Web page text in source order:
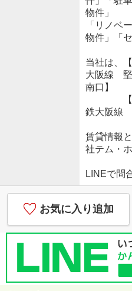
物件」
「リノベ
物件」「
当社は、
大阪線
南口】
【近鉄
鉄大阪線
賃貸情報
社テム・
LINEで問
お気に入り追加